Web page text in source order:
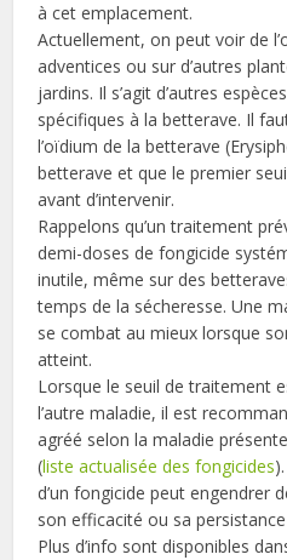
à cet emplacement.
Actuellement, on peut voir de
adventices ou sur d’autres
jardins. Il s’agit d’autres
spécifiques à la betterave. Il
l’oïdium de la betterave
betterave et que le premier
avant d’intervenir.
Rappelons qu’un traitement
demi-doses de fongicide
inutile, même sur des
temps de la sécheresse. Une
se combat au mieux lorsque
atteint.
Lorsque le seuil de traitement
l’autre maladie, il est
agréé selon la maladie
(liste actualisée des fongicides
d’un fongicide peut engendrer
son efficacité ou sa persistance
Plus d’info sont disponibles